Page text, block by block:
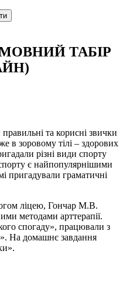
ТАБІР
та корисні звички
в зоровому тілі – здорових
різні види спорту
є найпопулярнішими
пригадували граматичні
ліцею, Гончар М.В.
методами арттерапії.
спогаду», працювали з
На домашнє завдання